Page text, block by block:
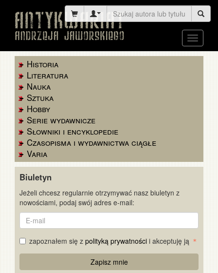
Toggle
Historia
Literatura
Nauka
Sztuka
Hobby
Serie wydawnicze
Słowniki i encyklopedie
Czasopisma i wydawnictwa ciągłe
Varia
Biuletyn
Jeżeli chcesz regularnie otrzymywać nasz biuletyn z
nowościami, podaj swój adres e-mail:
E-
mail
zapoznałem się z polityką prywatności i akceptuję ją
Captcha
Zapisz mnie